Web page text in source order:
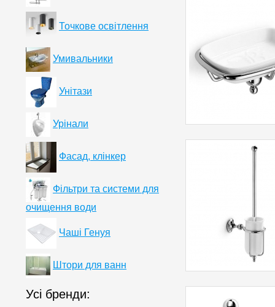
Точкове освітлення
Умивальники
Унітази
Урінали
Фасад, клінкер
Фільтри та системи для
очищення води
Чаші Генуя
Штори для ванн
Усі бренди: